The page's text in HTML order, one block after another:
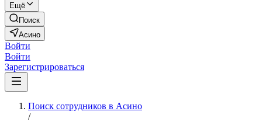
Ещё
Поиск
Асино
Войти
Войти
Зарегистрироваться
Поиск сотрудников в Асино
/